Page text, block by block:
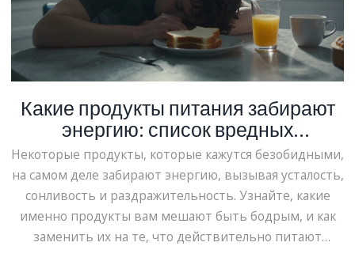
Какие продукты питания забирают
энергию: список вредных
продуктов, которые вас выматывают
Некоторые продукты, которые кажутся безобидными,
на самом деле забирают энергию, вызывая усталость,
сонливость и раздражительность. Узнайте, какие
именно продукты вам мешают быть бодрым, и как
заменить их на те, что действительно питают